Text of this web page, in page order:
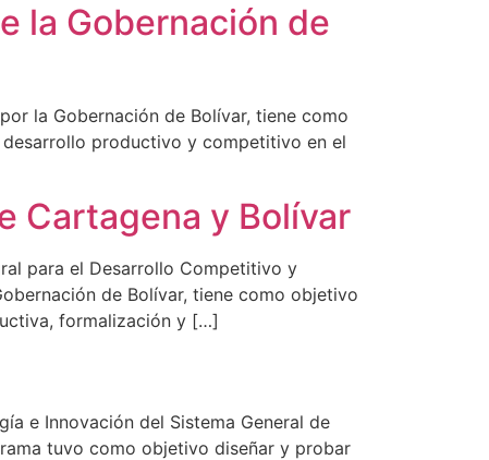
la Gobernación de
la Gobernación de Bolívar, tiene como
productivo y competitivo en el
Cartagena y Bolívar
para el Desarrollo Competitivo y
de Bolívar, tiene como objetivo
formalización y […]
e Innovación del Sistema General de
tuvo como objetivo diseñar y probar